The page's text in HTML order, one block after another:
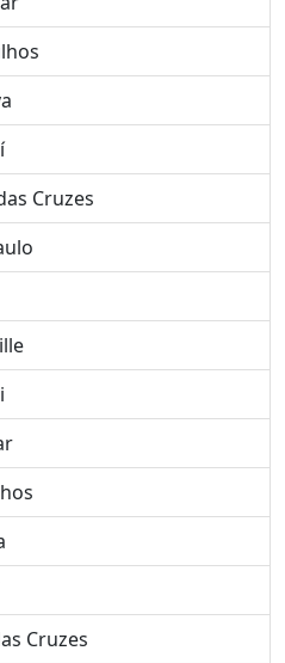
Cruzes
Cruzes